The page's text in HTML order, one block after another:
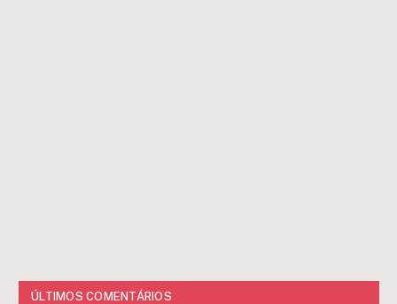
ÚLTIMOS COMENTÁRIOS